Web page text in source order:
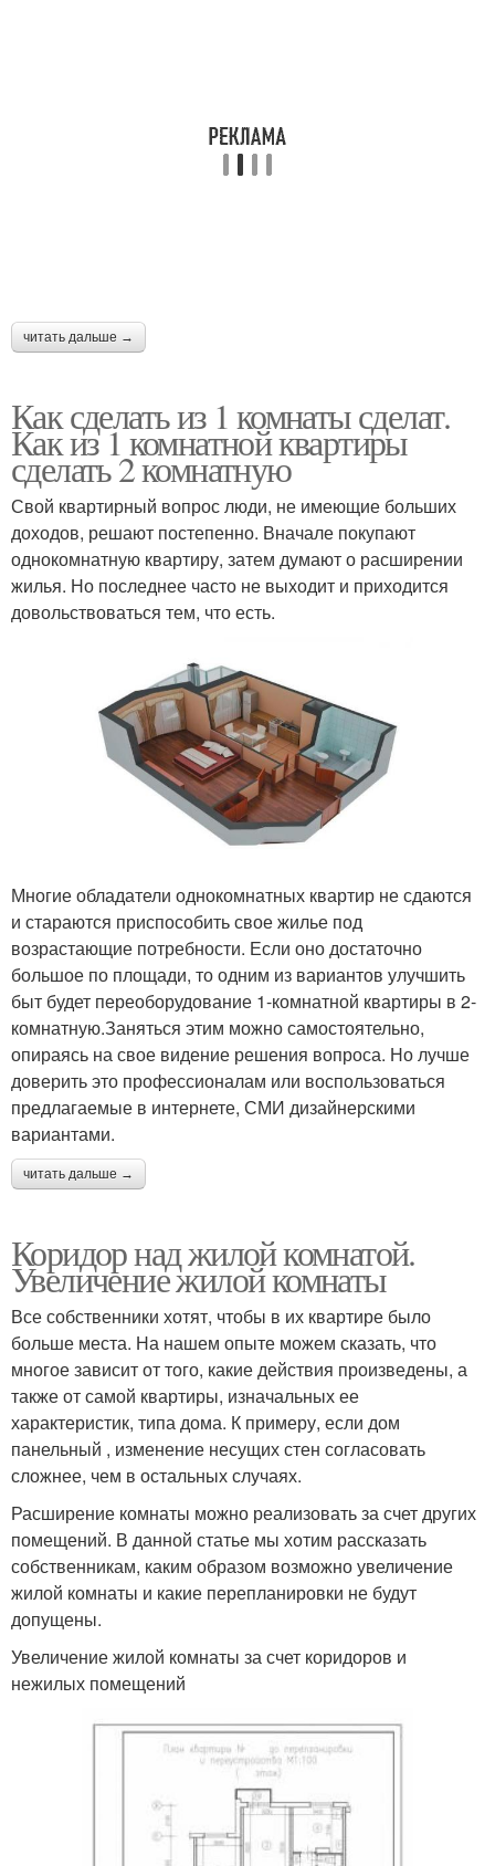
читать дальше →
Как сделать из 1 комнаты сделат.
Как из 1 комнатной квартиры
сделать 2 комнатную
Свой квартирный вопрос люди, не имеющие больших
доходов, решают постепенно. Вначале покупают
однокомнатную квартиру, затем думают о расширении
жилья. Но последнее часто не выходит и приходится
довольствоваться тем, что есть.
Многие обладатели однокомнатных квартир не сдаются
и стараются приспособить свое жилье под
возрастающие потребности. Если оно достаточно
большое по площади, то одним из вариантов улучшить
быт будет переоборудование 1-комнатной квартиры в 2-
комнатную.Заняться этим можно самостоятельно,
опираясь на свое видение решения вопроса. Но лучше
доверить это профессионалам или воспользоваться
предлагаемые в интернете, СМИ дизайнерскими
вариантами.
читать дальше →
Коридор над жилой комнатой.
Увеличение жилой комнаты
Все собственники хотят, чтобы в их квартире было
больше места. На нашем опыте можем сказать, что
многое зависит от того, какие действия произведены, а
также от самой квартиры, изначальных ее
характеристик, типа дома. К примеру, если дом
панельный , изменение несущих стен согласовать
сложнее, чем в остальных случаях.
Расширение комнаты можно реализовать за счет других
помещений. В данной статье мы хотим рассказать
собственникам, каким образом возможно увеличение
жилой комнаты и какие перепланировки не будут
допущены.
Увеличение жилой комнаты за счет коридоров и
нежилых помещений